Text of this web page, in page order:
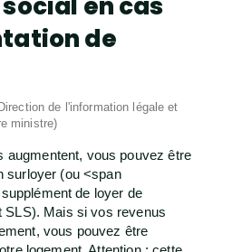
de
de l'information légale et
ministre)
augmentent, vous pouvez être
surloyer (ou <span
de loyer de
SLS). Mais si vos revenus
vous pouvez être